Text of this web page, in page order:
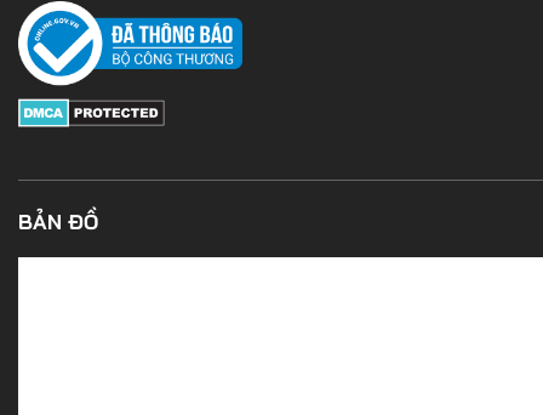
BẢN ĐỒ